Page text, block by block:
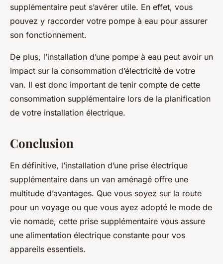
supplémentaire peut s’avérer utile. En effet, vous
pouvez y raccorder votre pompe à eau pour assurer
son fonctionnement.
De plus, l’installation d’une pompe à eau peut avoir un
impact sur la consommation d’électricité de votre
van. Il est donc important de tenir compte de cette
consommation supplémentaire lors de la planification
de votre installation électrique.
Conclusion
En définitive, l’installation d’une prise électrique
supplémentaire dans un van aménagé offre une
multitude d’avantages. Que vous soyez sur la route
pour un voyage ou que vous ayez adopté le mode de
vie nomade, cette prise supplémentaire vous assure
une alimentation électrique constante pour vos
appareils essentiels.